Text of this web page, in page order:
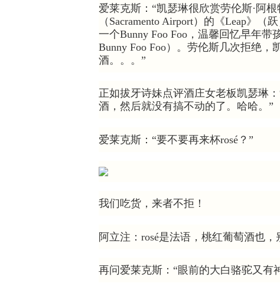
爱莱克斯：“凯瑟琳很欣赏劳伦斯·阿
（Sacramento Airport）的《Leap》
一个Bunny Foo Foo，温馨回忆早年
Bunny Foo Foo）。劳伦斯几次拒绝
酒。。。”
正如拔牙诗妹点评酒庄女老板凯瑟琳
酒，然后就没有搞不动的了。哈哈。”
爱莱克斯：“要不要再来杯rosé？”
我们吃货，来者不拒！
阿立注：rosé是法语，桃红葡萄酒也，
再问爱莱克斯：“眼前的大白骆驼又有